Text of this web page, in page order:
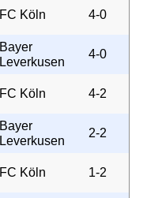
FC Köln 4-0
Bayer
Leverkusen
4-0
FC Köln 4-2
Bayer
Leverkusen
2-2
FC Köln 1-2